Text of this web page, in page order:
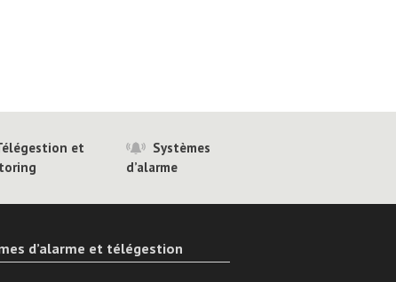
et
Systèmes
d’alarme
d’alarme et télégestion